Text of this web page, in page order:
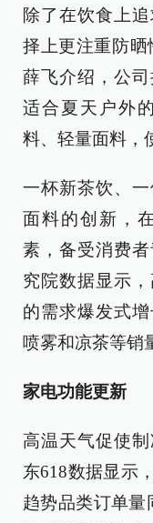
除了在饮食上
择上更注重防晒
薛飞介绍，公
适合夏天户外
料、轻量面料，
一杯新茶饮、一
面料的创新，
素，备受消费
究院数据显示
的需求爆发式
喷雾和凉茶等销
家电功能更新
高温天气促使
东618数据显示
趋势品类订单量